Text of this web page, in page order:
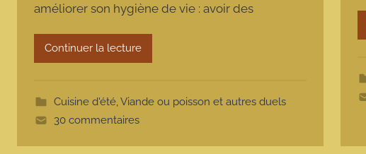
a
t
améliorer son hygiène de vie : avoir des
Continuer la lecture
Cuisine d'été,Viande ou poisson et autres duels
30 commentaires